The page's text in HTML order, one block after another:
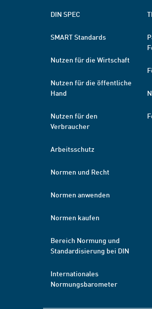
DIN SPEC
SMART Standards
Nutzen für die Wirtschaft
Nutzen für die öffentliche
Hand
Nutzen für den
Verbraucher
Arbeitsschutz
Normen und Recht
Normen anwenden
Normen kaufen
Bereich Normung und
Standardisierung bei DIN
Internationales
Normungsbarometer